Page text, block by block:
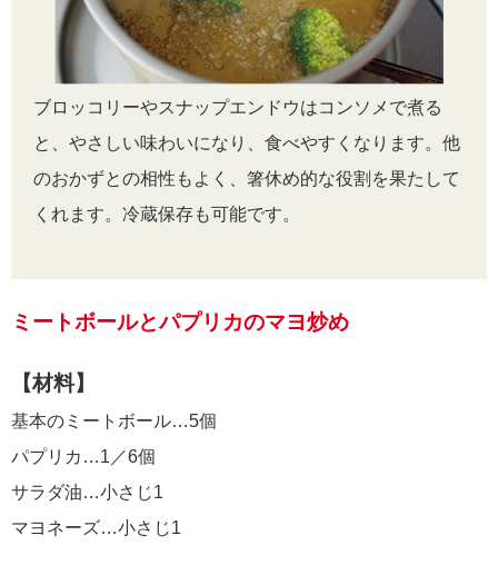
ブロッコリーやスナップエンドウはコンソメで煮る
と、やさしい味わいになり、食べやすくなります。他
のおかずとの相性もよく、箸休め的な役割を果たして
くれます。冷蔵保存も可能です。
ミートボールとパプリカのマヨ炒め
【材料】
基本のミートボール…5個
パプリカ…1／6個
サラダ油…小さじ1
マヨネーズ…小さじ1